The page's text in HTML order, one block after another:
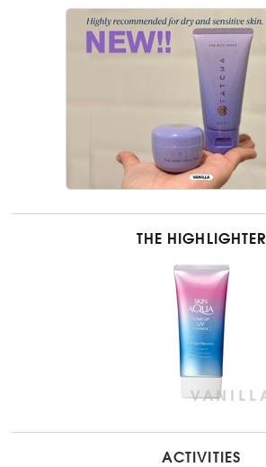
THE HIGHLIGHTER
ACTIVITIES